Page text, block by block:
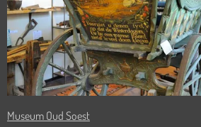
Museum Oud Soest